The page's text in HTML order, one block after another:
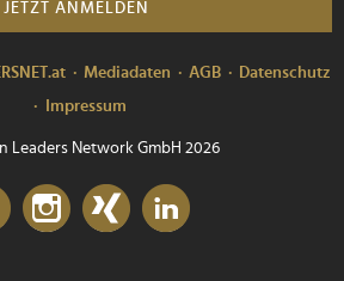
JETZT ANMELDEN
Mediadaten AGB
Datenschutz
Impressum
Leaders Network GmbH 2026